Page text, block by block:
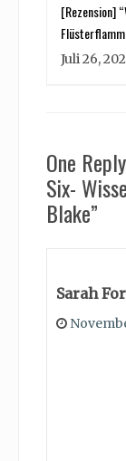
[Rezension]
Juli 26,
One
Six-
Blake”
Sarah